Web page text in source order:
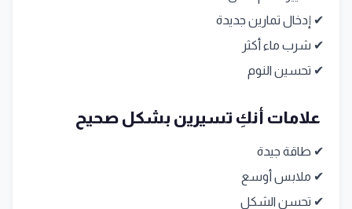
✔ إدخال تمارين جديدة
✔ شرب ماء أكثر
✔ تحسين النوم
علامات أنكِ تسيرين بشكل صحيح
✔ طاقة جيدة
✔ ملابس أوسع
✔ تحسن الشكل